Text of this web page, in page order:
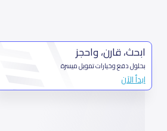
ابحث، قارن، واحجز
بحلول دفع وخيارات تمويل ميسرة
ابدأ الآن